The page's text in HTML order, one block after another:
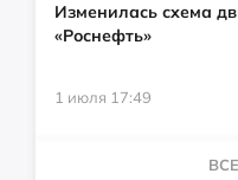
Изменилась схема
«Роснефть»
1 июля 17:49